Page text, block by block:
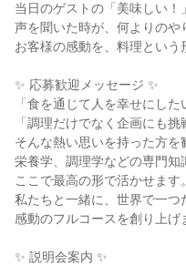
当日のゲストの「美味しい！
声を聞いた時が、何よりのや
お客様の感動を、料理という
✨ 応募歓迎メッセージ ✨
「食を通じて人を幸せにした
「調理だけでなく企画にも挑
そんな熱い思いを持った方を
栄養学、調理学などの専門知
ここで最高の形で活かせます。
私たちと一緒に、世界で一つ
感動のフルコースを創り上げ
✨ 説明会案内 ✨